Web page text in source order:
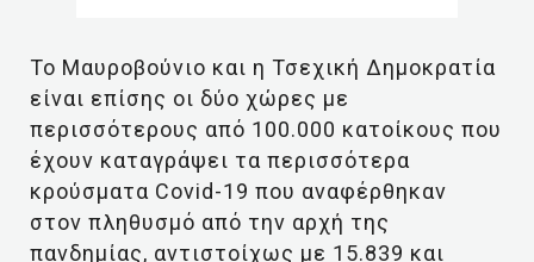
Το Μαυροβούνιο και η Τσεχική Δημοκρατία
είναι επίσης οι δύο χώρες με
περισσότερους από 100.000 κατοίκους που
έχουν καταγράψει τα περισσότερα
κρούσματα Covid-19 που αναφέρθηκαν
στον πληθυσμό από την αρχή της
πανδημίας, αντιστοίχως με 15.839 και